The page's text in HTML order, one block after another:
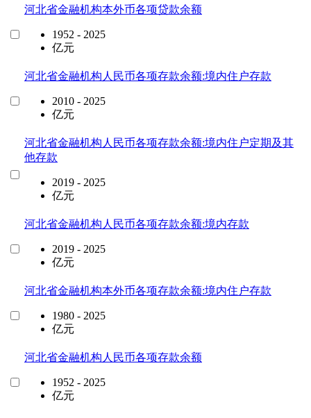
河北省金融机构本外币各项贷款余额
1952 - 2025
亿元
河北省金融机构人民币各项存款余额:境内住户存款
2010 - 2025
亿元
河北省金融机构人民币各项存款余额:境内住户定期及其
他存款
2019 - 2025
亿元
河北省金融机构人民币各项存款余额:境内存款
2019 - 2025
亿元
河北省金融机构本外币各项存款余额:境内住户存款
1980 - 2025
亿元
河北省金融机构人民币各项存款余额
1952 - 2025
亿元